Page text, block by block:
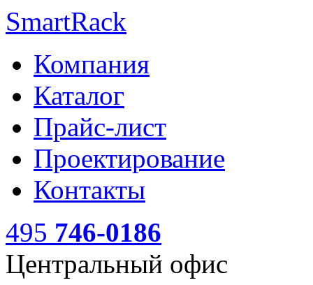
SmartRack
Компания
Каталог
Прайс-лист
Проектирование
Контакты
495 746-0186
Центральный офис